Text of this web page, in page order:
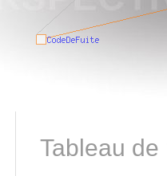
Tableau de